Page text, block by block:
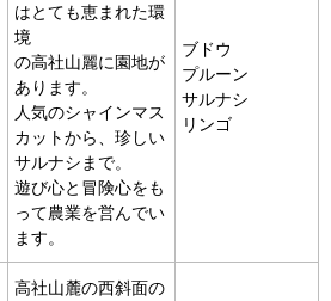
はとても恵まれた環
境
の高社山麗に園地が
あります。
人気のシャインマス
カットから、珍しい
サルナシまで。
遊び心と冒険心をも
って農業を営んでい
ます。
ブドウ
プルーン
サルナシ
リンゴ
高社山麓の西斜面の